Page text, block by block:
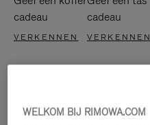
cadeau
VERKENNEN
cadeau
VERKENNEN
WELKOM BIJ RIMOWA.COM